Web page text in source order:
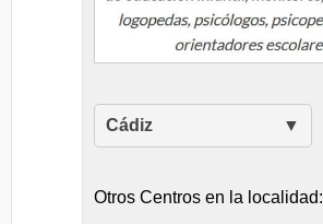
Cádiz
Otros Centros en la localidad: